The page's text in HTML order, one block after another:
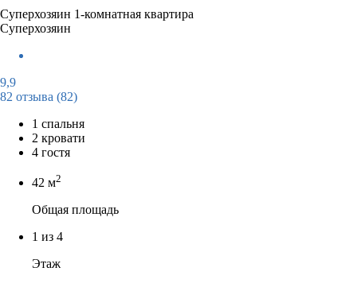
Суперхозяин 1-комнатная квартира
Суперхозяин
9,9
82 отзыва (82)
1 спальня
2 кровати
4 гостя
42 м2
Общая площадь
1 из 4
Этаж